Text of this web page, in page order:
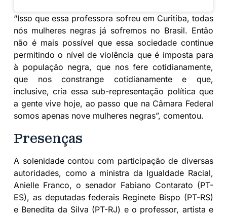
“Isso que essa professora sofreu em Curitiba, todas
nós mulheres negras já sofremos no Brasil. Então
não é mais possível que essa sociedade continue
permitindo o nível de violência que é imposta para
à população negra, que nos fere cotidianamente,
que nos constrange cotidianamente e que,
inclusive, cria essa sub-representação política que
a gente vive hoje, ao passo que na Câmara Federal
somos apenas nove mulheres negras”, comentou.
Presenças
A solenidade contou com participação de diversas
autoridades, como a ministra da Igualdade Racial,
Anielle Franco, o senador Fabiano Contarato (PT-
ES), as deputadas federais Reginete Bispo (PT-RS)
e Benedita da Silva (PT-RJ) e o professor, artista e